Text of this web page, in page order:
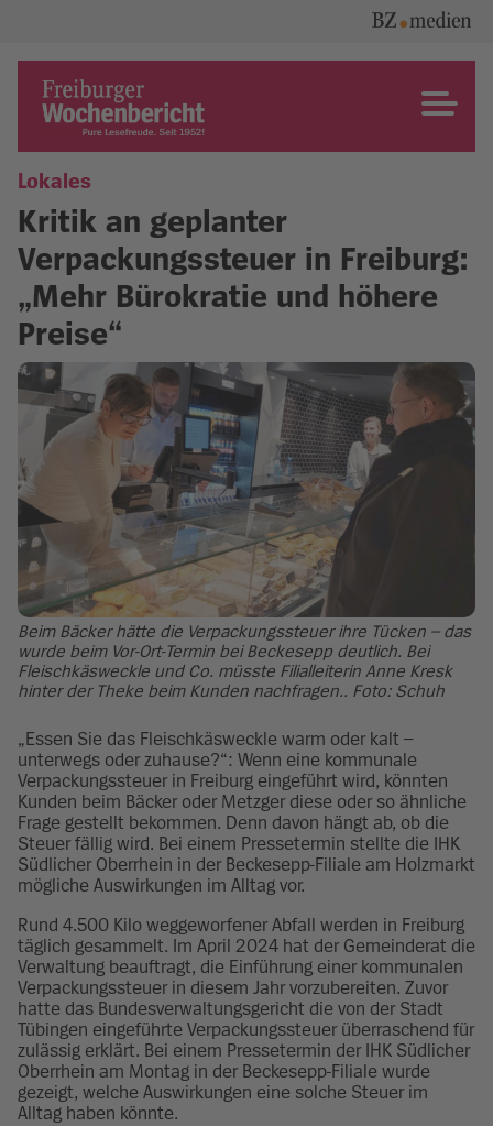
content
Freiburger Wochenbericht
Lokales
Kritik an geplanter
Verpackungssteuer in Freiburg:
„Mehr Bürokratie und höhere
Preise“
Beim Bäcker hätte die Verpackungssteuer ihre Tücken – das
wurde beim Vor-Ort-Termin bei Beckesepp deutlich. Bei
Fleischkäsweckle und Co. müsste Filialleiterin Anne Kresk
hinter der Theke beim Kunden nachfragen.. Foto: Schuh
„Essen Sie das Fleischkäsweckle warm oder kalt –
unterwegs oder zuhause?“: Wenn eine kommunale
Verpackungssteuer in Freiburg eingeführt wird, könnten
Kunden beim Bäcker oder Metzger diese oder so ähnliche
Frage gestellt bekommen. Denn davon hängt ab, ob die
Steuer fällig wird. Bei einem Pressetermin stellte die IHK
Südlicher Oberrhein in der Beckesepp-Filiale am Holzmarkt
mögliche Auswirkungen im Alltag vor.
Rund 4.500 Kilo weggeworfener Abfall werden in Freiburg
täglich gesammelt. Im April 2024 hat der Gemeinderat die
Verwaltung beauftragt, die Einführung einer kommunalen
Verpackungssteuer in diesem Jahr vorzubereiten. Zuvor
hatte das Bundesverwaltungsgericht die von der Stadt
Tübingen eingeführte Verpackungssteuer überraschend für
zulässig erklärt. Bei einem Pressetermin der IHK Südlicher
Oberrhein am Montag in der Beckesepp-Filiale wurde
gezeigt, welche Auswirkungen eine solche Steuer im
Alltag haben könnte.